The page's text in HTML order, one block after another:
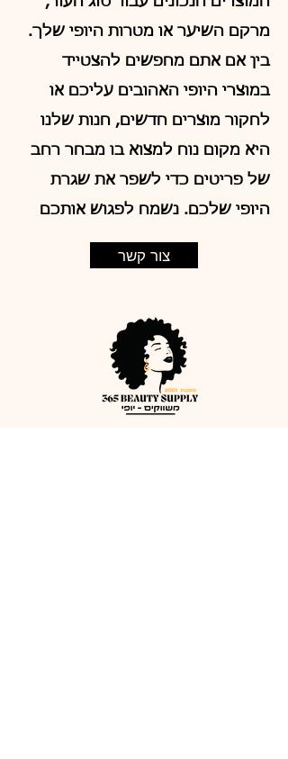
מרקם השיער או מטרות היופי שלך.
בין אם אתם מחפשים להצטייד
במוצרי היופי האהובים עליכם או
לחקור מוצרים חדשים, חנות שלנו
היא מקום נוח למצוא בו מבחר רחב
של פריטים כדי לשפר את שגרת
היופי שלכם. נשמח לפגוש אותכם
צור קשר